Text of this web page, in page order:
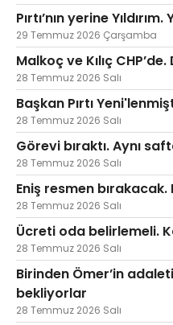
Pırtı’nın yerine
29 Temmuz 2026 Çarşamba
Malkoç ve Kılıç
28 Temmuz 2026 Salı
Başkan Pırtı
28 Temmuz 2026 Salı
Görevi bıraktı. Aynı
28 Temmuz 2026 Salı
Eniş resmen
28 Temmuz 2026 Salı
Ücreti oda belirlemeli.
28 Temmuz 2026 Salı
Birinden Ömer’in
bekliyorlar
28 Temmuz 2026 Salı